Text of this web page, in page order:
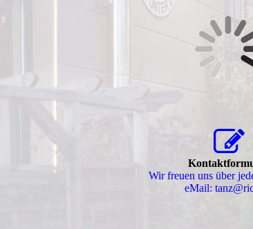
Wir freuen uns über
eMail: